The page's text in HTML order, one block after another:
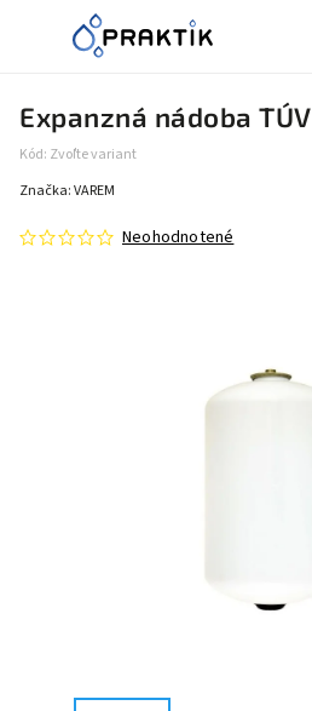
Expanzná nádoba TÚV
Kód: Zvoľte variant
Neohodnotené
Značka:VAREM